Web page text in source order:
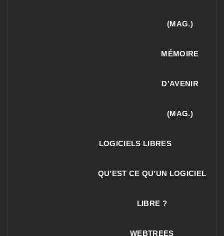
(MAG.)
MÉMOIRE
D’AVENIR
(MAG.)
LOGICIELS LIBRES
QU’EST CE QU’UN LOGICIEL
LIBRE ?
WEBTREES